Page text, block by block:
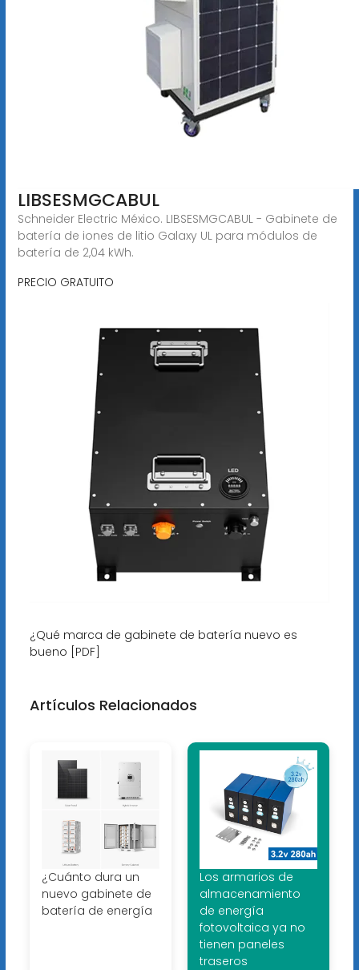
LIBSESMGCABUL
Schneider Electric México. LIBSESMGCABUL - Gabinete de
batería de iones de litio Galaxy UL para módulos de
batería de 2,04 kWh.
PRECIO GRATUITO
¿Qué marca de gabinete de batería nuevo es
bueno [PDF]
Artículos Relacionados
¿Cuánto dura un
nuevo gabinete de
batería de energía
Los armarios de
almacenamiento
de energía
fotovoltaica ya no
tienen paneles
traseros